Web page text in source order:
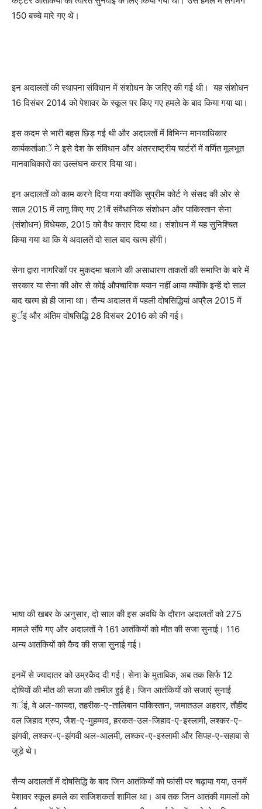
150 बच्चे मारे गए थे।
इन अदालतों की स्थापना संविधान में संशोधन के जरिए की गई थी। यह संशोधन
16 दिसंबर 2014 को पेशावर के स्कूल पर किए गए हमले के बाद किया गया था।
इस कदम से भारी बहस छिड़ गई थी और अदालतों में विभिन्न मानवाधिकार
कार्यकर्ताआें ने इसे देश के संविधान और अंतरराष्ट्रीय चार्टरों में वर्णित मूलभूत
मानवाधिकारों का उल्लंघन करार दिया था।
इन अदालतों को काम करने दिया गया क्योंकि सुप्रीम कोर्ट ने संसद की ओर से
साल 2015 में लागू किए गए 21वें संवैधानिक संशोधन और पाकिस्तान सेना
(संशोधन) विधेयक, 2015 को वैध करार दिया था। संशोधन में यह सुनिश्चित
किया गया था कि ये अदालतें दो साल बाद खत्म होंगी।
सेना द्वारा नागरिकों पर मुकदमा चलाने की असाधारण ताकतों की समाप्ति के बारे में
सरकार या सेना की ओर से कोई औपचारिक बयान नहीं आया क्योंकि इन्हें दो साल
बाद खत्म हो ही जाना था। सैन्य अदालत में पहली दोषसिद्धियां अप्रैल 2015 में
हुर्इं और अंतिम दोषसिद्धि 28 दिसंबर 2016 को की गई।
भाषा की खबर के अनुसार, दो साल की इस अवधि के दौरान अदालतों को 275
मामले सौंपे गए और अदालतों ने 161 आतंकियों को मौत की सजा सुनाई। 116
अन्य आतंकियों को कैद की सजा सुनाई गई।
इनमें से ज्यादातर को उम्रकैद दी गई। सेना के मुताबिक, अब तक सिर्फ 12
दोषियों की मौत की सजा की तामील हुई है। जिन आतंकियों को सजाएं सुनाई
गर्इं, वे अल-कायदा, तहरीक-ए-तालिबान पाकिस्तान, जमातउल अहरार, तौहीद
वल जिहाद ग्रुप, जैश-ए-मुहम्मद, हरकत-उल-जिहाद-ए-इस्लामी, लश्कर-ए-
झंगवी, लश्कर-ए-झंगवी अल-आलमी, लश्कर-ए-इस्लामी और सिपह-ए-सहाबा से
जुड़े थे।
सैन्य अदालतों में दोषसिद्धि के बाद जिन आतंकियों को फांसी पर चढ़ाया गया, उनमें
पेशावर स्कूल हमले का साजिशकर्ता शामिल था। अब तक जिन आतंकी मामलों को